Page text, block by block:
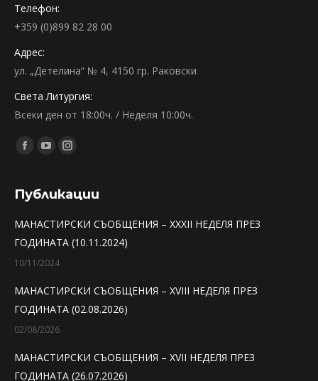
Телефон:
+359 (0)899 82 28 00
Адрес:
ул. „Детелина“ № 4, 4150 гр. Раковски
Света Литургия:
Всеки ден от 18:00ч. / Неделя 10:00ч.
Find us on:
Facebook
opens
new
window
YouTube
opens
new
window
Instagram
opens
new
window
Публикации
МАНАСТИРСКИ СЪОБЩЕНИЯ – XXXII НЕДЕЛЯ ПРЕЗ
ГОДИНАТА (10.11.2024)
10/11/2024
МАНАСТИРСКИ СЪОБЩЕНИЯ – XVIII НЕДЕЛЯ ПРЕЗ
ГОДИНАТА (02.08.2026)
02/08/2026
МАНАСТИРСКИ СЪОБЩЕНИЯ – XVII НЕДЕЛЯ ПРЕЗ
ГОДИНАТА (26.07.2026)